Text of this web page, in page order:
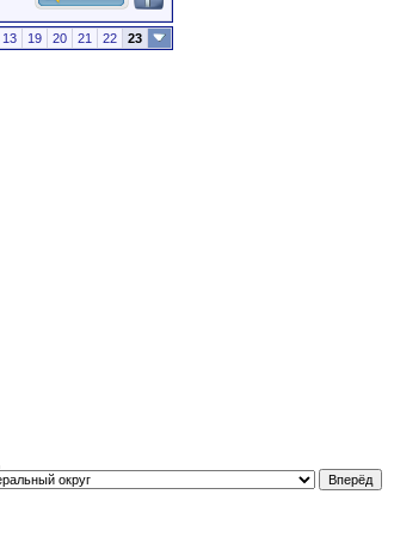
13 19 20 21 22 23